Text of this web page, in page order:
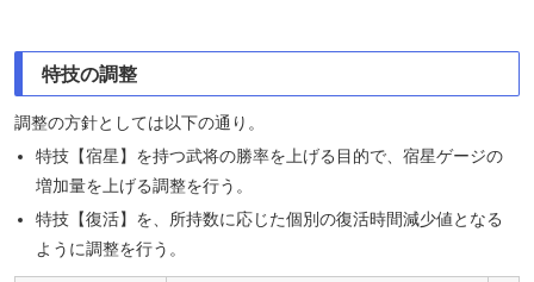
特技の調整
調整の方針としては以下の通り。
特技【宿星】を持つ武将の勝率を上げる目的で、宿星ゲージの
増加量を上げる調整を行う。
特技【復活】を、所持数に応じた個別の復活時間減少値となる
ように調整を行う。